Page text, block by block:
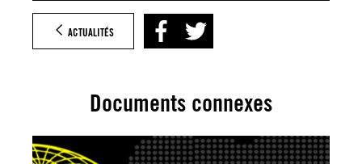
ACTUALITÉS
Documents connexes